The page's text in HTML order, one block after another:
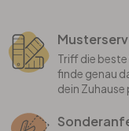
Triff die
finde genau
dein Zuhause